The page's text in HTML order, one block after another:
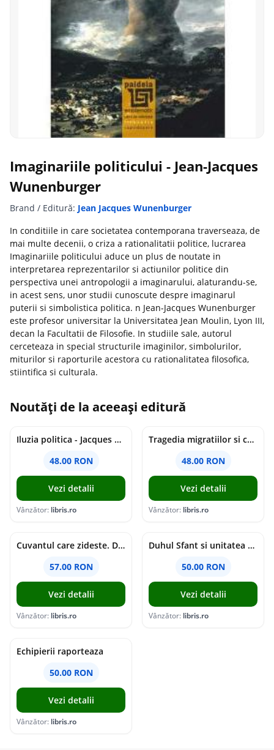
Imaginariile politicului - Jean-Jacques
Wunenburger
Brand / Editură: Jean Jacques Wunenburger
In conditiile in care societatea contemporana traverseaza, de
mai multe decenii, o criza a rationalitatii politice, lucrarea
Imaginariile politicului aduce un plus de noutate in
interpretarea reprezentarilor si actiunilor politice din
perspectiva unei antropologii a imaginarului, alaturandu-se,
in acest sens, unor studii cunoscute despre imaginarul
puterii si simbolistica politica. n Jean-Jacques Wunenburger
este profesor universitar la Universitatea Jean Moulin, Lyon III,
decan la Facultatii de Filosofie. In studiile sale, autorul
cerceteaza in special structurile imaginilor, simbolurilor,
miturilor si raporturile acestora cu rationalitatea filosofica,
stiintifica si culturala.
Noutăți de la aceeași editură
Iluzia politica - Jacques Ellul
48.00 RON
Vezi detalii
Vânzător: libris.ro
Tragedia migratiilor si caderea imperiilor. Sfantul Augustin si noi - Chantal Delsol
48.00 RON
Vezi detalii
Vânzător: libris.ro
Cuvantul care zideste. Dialoguri - Vartan Arachelian
57.00 RON
Vezi detalii
Vânzător: libris.ro
Duhul Sfant si unitatea Bisericii. Jurnal de Conciliu - Andre Scrima
50.00 RON
Vezi detalii
Vânzător: libris.ro
Echipierii raporteaza
50.00 RON
Vezi detalii
Vânzător: libris.ro